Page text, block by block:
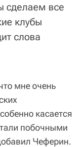
сделаем все
клубы
слова
мне очень
касается
побочными
Чеферин.